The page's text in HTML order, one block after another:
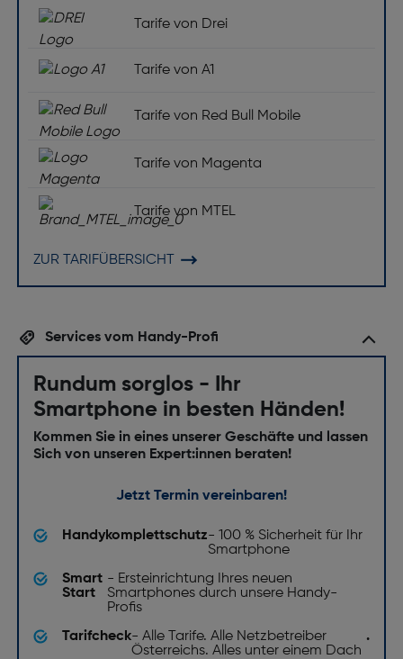
Tarife von Drei
Tarife von A1
Tarife von Red Bull Mobile
Tarife von Magenta
Tarife von MTEL
ZUR TARIFÜBERSICHT
Services vom Handy-Profi
Rundum sorglos - Ihr
Smartphone in besten Händen!
Kommen Sie in eines unserer Geschäfte und lassen
Sich von unseren Expert:innen beraten!
Jetzt Termin vereinbaren!
Handykomplettschutz- 100 % Sicherheit für Ihr
Smartphone
Smart
Start
- Ersteinrichtung Ihres neuen
Smartphones durch unsere Handy-
Profis
Tarifcheck- Alle Tarife. Alle Netzbetreiber
Österreichs. Alles unter einem Dach
.